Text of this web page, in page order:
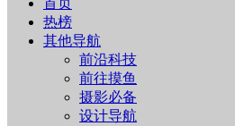
首页
热榜
其他导航
前沿科技
前往摸鱼
摄影必备
设计导航